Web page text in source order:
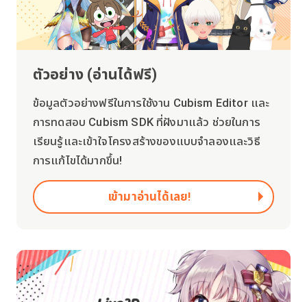
ตัวอย่าง (อ่านได้ฟรี)
ข้อมูลตัวอย่างฟรีในการใช้งาน Cubism Editor และ
การทดสอบ Cubism SDK ที่ฝังมาแล้ว ช่วยในการ
เรียนรู้และเข้าใจโครงสร้างของแบบจำลองและวิธี
การแก้ไขได้มากขึ้น!
เข้ามาอ่านได้เลย!